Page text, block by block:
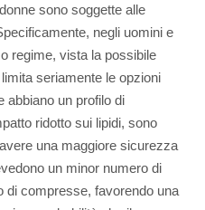
sono soggette alle
negli uomini e
regime, vista la possibile
seriamente le opzioni
un profilo di
ridotto sui lipidi, sono
una maggiore sicurezza
un minor numero di
di compresse, favorendo una